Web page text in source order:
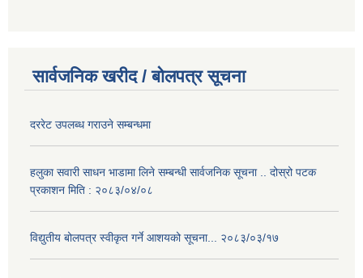
सार्वजनिक खरीद / बोलपत्र सूचना
दररेट उपलब्ध गराउने सम्बन्धमा
हलुका सवारी साधन भाडामा लिने सम्बन्धी सार्वजनिक सूचना .. दोस्रो पटक
प्रकाशन मिति : २०८३/०४/०८
विद्युतीय बोलपत्र स्वीकृत गर्ने आशयको सूचना... २०८३/०३/१७